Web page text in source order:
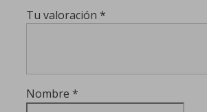
Tu valoración *
Nombre *